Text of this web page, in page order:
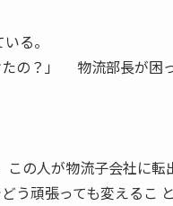
る。
たの？」 物流部長が困
の人が物流子会社に転
う頑張っても変えるこ